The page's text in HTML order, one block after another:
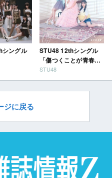
ングル
STU48 12thシングル
「傷つくことが青春
だ」
STU48
ジに戻る